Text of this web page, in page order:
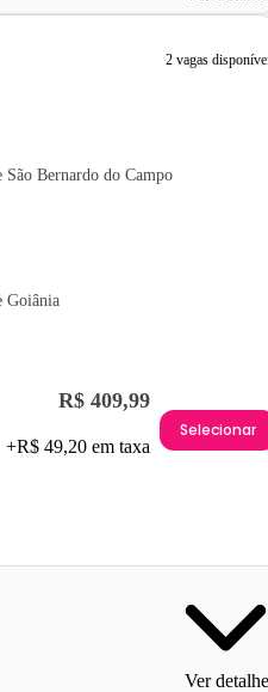
2 vagas
Bernardo do Campo
Goiânia
R$ 409,99
+R$ 49,20 em taxa
Selecionar
Ver